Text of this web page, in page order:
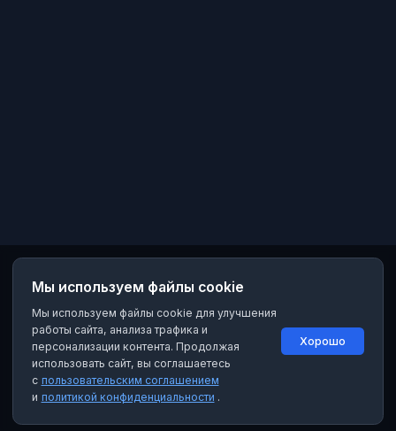
Мы используем файлы cookie
Мы используем файлы cookie для улучшения
работы сайта, анализа трафика и
персонализации контента. Продолжая
использовать сайт, вы соглашаетесь
с пользовательским соглашением
и политикой конфиденциальности .
Хорошо